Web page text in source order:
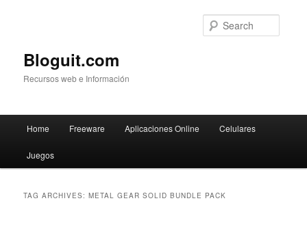
Bloguit.com
Recursos web e Información
Skip
to
Skip
to
Home Freeware Aplicaciones Online Celulares
Juegos
TAG ARCHIVES:METAL GEAR SOLID BUNDLE PACK